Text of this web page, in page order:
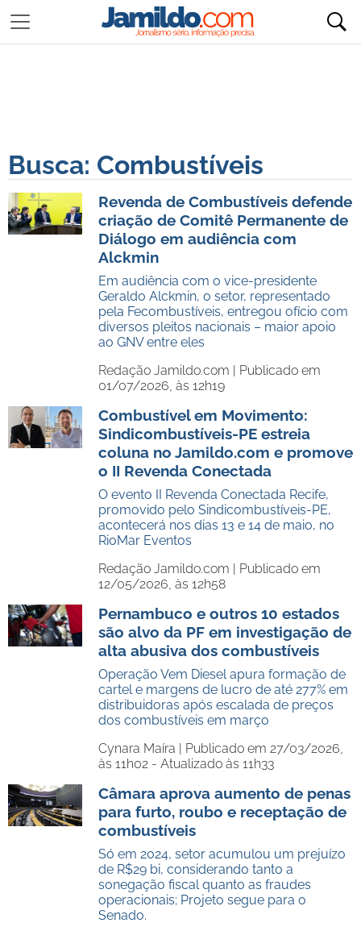
Busca: Combustíveis
Revenda de Combustíveis defende
criação de Comitê Permanente de
Diálogo em audiência com
Alckmin
Em audiência com o vice-presidente
Geraldo Alckmin, o setor, representado
pela Fecombustíveis, entregou ofício com
diversos pleitos nacionais – maior apoio
ao GNV entre eles
Redação Jamildo.com | Publicado em
01/07/2026, às 12h19
Combustível em Movimento:
Sindicombustíveis-PE estreia
coluna no Jamildo.com e promove
o II Revenda Conectada
O evento II Revenda Conectada Recife,
promovido pelo Sindicombustíveis-PE,
acontecerá nos dias 13 e 14 de maio, no
RioMar Eventos
Redação Jamildo.com | Publicado em
12/05/2026, às 12h58
Pernambuco e outros 10 estados
são alvo da PF em investigação de
alta abusiva dos combustíveis
Operação Vem Diesel apura formação de
cartel e margens de lucro de até 277% em
distribuidoras após escalada de preços
dos combustíveis em março
Cynara Maíra | Publicado em 27/03/2026,
às 11h02 - Atualizado às 11h33
Câmara aprova aumento de penas
para furto, roubo e receptação de
combustíveis
Só em 2024, setor acumulou um prejuízo
de R$29 bi, considerando tanto a
sonegação fiscal quanto as fraudes
operacionais; Projeto segue para o
Senado.